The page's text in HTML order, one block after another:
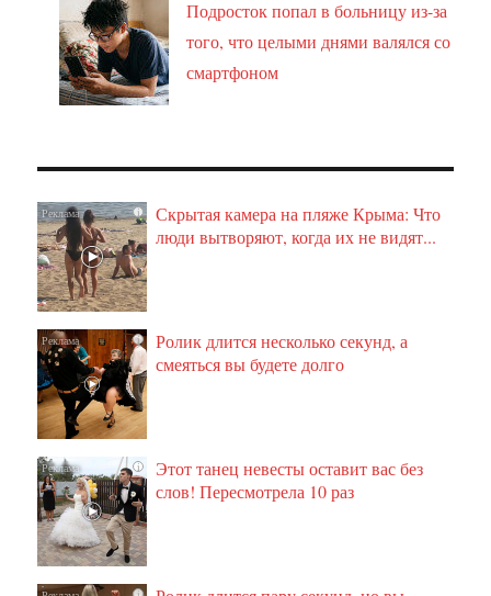
Подросток попал в больницу из-за
того, что целыми днями валялся со
смартфоном
i
Скрытая камера на пляже Крыма: Что
люди вытворяют, когда их не видят...
i
Ролик длится несколько секунд, а
смеяться вы будете долго
i
Этот танец невесты оставит вас без
слов! Пересмотрела 10 раз